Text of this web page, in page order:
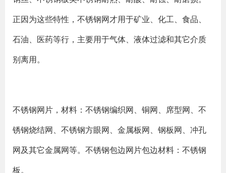
正因为这些特性，不锈钢网才用于矿业、化工、食品、
石油、医药等行，主要用于气体、液体过滤和其它介质
别离用。
不锈钢网片，材料：不锈钢编织网、铜网、席型网、不
锈钢烧结网、不锈钢方眼网、金属板网、钢板网、冲孔
网及其它金属网等。不锈钢包边网片包边材料：不锈钢
板。